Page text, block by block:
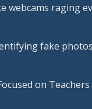
webcams raging
fake
on Teachers